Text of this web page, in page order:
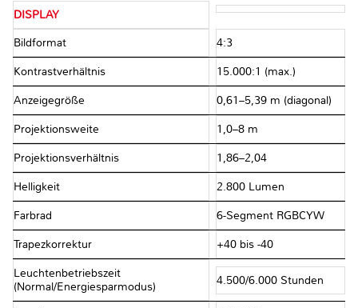
DISPLAY
Bildformat 4:3
Kontrastverhältnis 15.000:1 (max.)
Anzeigegröße 0,61–5,39 m (diagonal)
Projektionsweite 1,0–8 m
Projektionsverhältnis 1,86–2,04
Helligkeit 2.800 Lumen
Farbrad 6-Segment RGBCYW
Trapezkorrektur +40 bis -40
Leuchtenbetriebszeit
(Normal/Energiesparmodus)
4.500/6.000 Stunden